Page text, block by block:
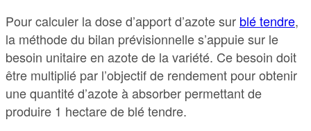
Pour calculer la dose d’apport d’azote sur blé tendre,
la méthode du bilan prévisionnelle s’appuie sur le
besoin unitaire en azote de la variété. Ce besoin doit
être multiplié par l’objectif de rendement pour obtenir
une quantité d’azote à absorber permettant de
produire 1 hectare de blé tendre.